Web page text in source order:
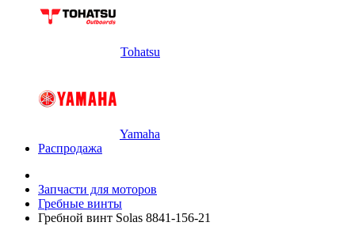
Tohatsu
Yamaha
Распродажа
Запчасти для моторов
Гребные винты
Гребной винт Solas 8841-156-21